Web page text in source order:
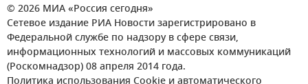
© 2026 МИА «Россия сегодня»
Сетевое издание РИА Новости зарегистрировано в
Федеральной службе по надзору в сфере связи,
информационных технологий и массовых коммуникаций
(Роскомнадзор) 08 апреля 2014 года.